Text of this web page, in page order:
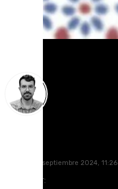
viernes, 20 septiembre 2024, 11:26
Compartir: